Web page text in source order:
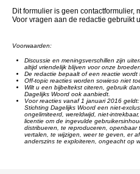
Dit formulier is geen contactformulier,
Voor vragen aan de redactie gebruikt
Voorwaarden:
Discussie en meningsverschillen zijn
altijd vriendelijk blijven voor onze
De redactie bepaalt of een reactie wordt
Off-topic reacties worden sowieso niet
Wilt u een bijbeltekst citeren, gebruik
Dagelijks Woord ook aanbiedt.
Voor reacties vanaf 1 januari 2016
Stichting Dagelijks Woord een niet-
ongelimiteerd, wereldwijd, niet-
licentie om de ingevulde
distribueren, te reproduceren,
vertalen, te wijzigen, weer te geven, er
anderszins te exploiteren, ongeacht op